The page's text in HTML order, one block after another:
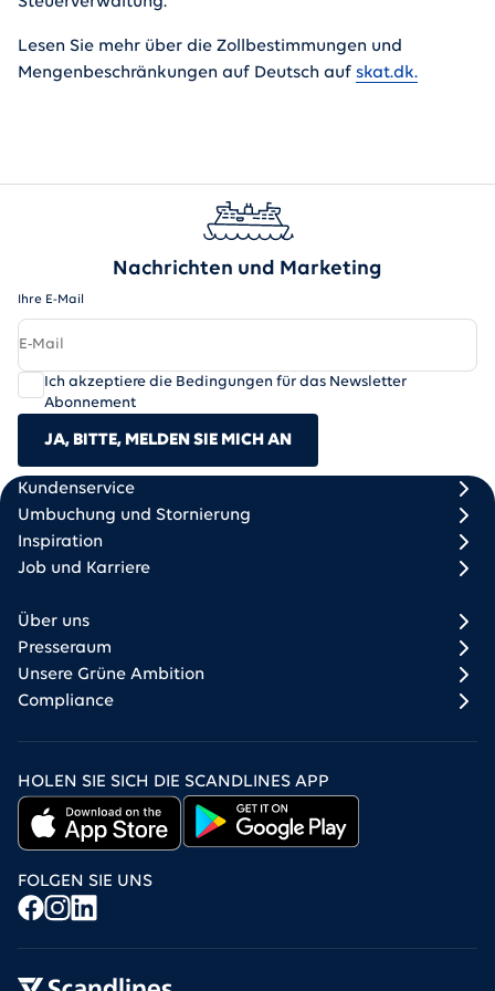
Lesen Sie mehr über die Zollbestimmungen und
Mengenbeschränkungen auf Deutsch auf skat.dk.
Nachrichten und Marketing
Ihre E-Mail
Ich akzeptiere die Bedingungen für das Newsletter
Abonnement
JA, BITTE, MELDEN SIE MICH AN
Scandlines
Footer column 1
Kundenservice
Umbuchung und Stornierung
Inspiration
Job und Karriere
Footer column 2
Über uns
Presseraum
Unsere Grüne Ambition
Compliance
HOLEN SIE SICH DIE SCANDLINES APP
FOLGEN SIE UNS